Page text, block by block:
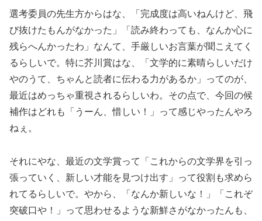
選考委員の先生方からはな、「完成度は高いねんけど、飛
び抜けたもんがなかった」「読み終わっても、なんか心に
残らへんかったわ」なんて、手厳しいお言葉が聞こえてく
るらしいで。特に芥川賞はな、「文学的に素晴らしいだけ
やのうて、ちゃんと読者に伝わる力があるか」ってのが、
最近はめっちゃ重視されるらしいわ。その点で、今回の候
補作はどれも「うーん、惜しい！」って感じやったんやろ
ねぇ。
それにやな、最近の文学賞って「これからの文学界を引っ
張っていく、新しい才能を見つけ出す」って役割も求めら
れてるらしいで。やから、「なんか新しいな！」「これぞ
突破口や！」って思わせるような新鮮さがなかったんも、